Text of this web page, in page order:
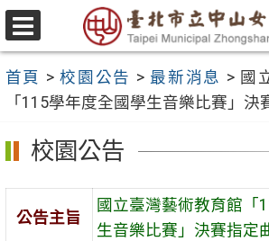
跳
至
要
容
區
選
單
首頁 > 校園公告 > 最新消息 > 國
「115學年度全國學生音樂比賽」決
校園公告
公告主旨
國立臺灣藝術教育館「
生音樂比賽」決賽指定